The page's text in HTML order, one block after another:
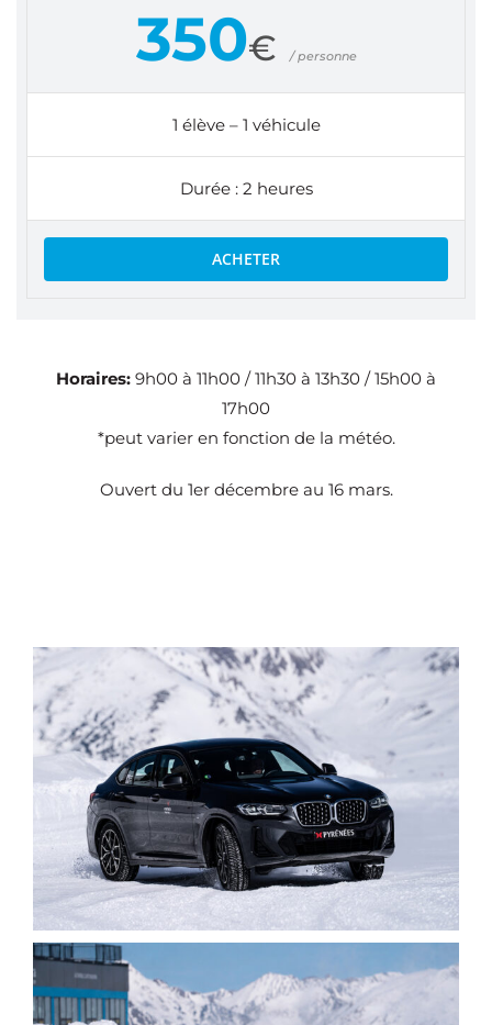
350€ / personne
1 élève – 1 véhicule
Durée : 2 heures
ACHETER
Horaires: 9h00 à 11h00 / 11h30 à 13h30 / 15h00 à
17h00
*peut varier en fonction de la météo.
Ouvert du 1er décembre au 16 mars.